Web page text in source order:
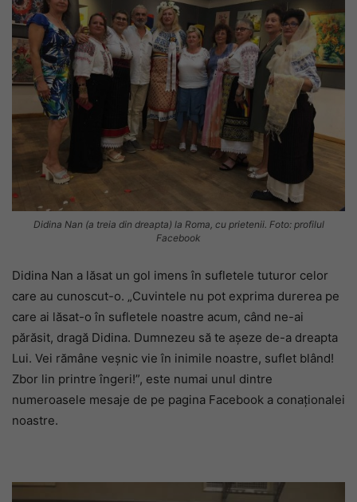
Didina Nan (a treia din dreapta) la Roma, cu prietenii. Foto: profilul
Facebook
Didina Nan a lăsat un gol imens în sufletele tuturor celor
care au cunoscut-o. „Cuvintele nu pot exprima durerea pe
care ai lăsat-o în sufletele noastre acum, când ne-ai
părăsit, dragă Didina. Dumnezeu să te așeze de-a dreapta
Lui. Vei rămâne veșnic vie în inimile noastre, suflet blând!
Zbor lin printre îngeri!”, este numai unul dintre
numeroasele mesaje de pe pagina Facebook a conaționalei
noastre.